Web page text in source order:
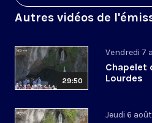
Autres vidéos de
29:50
Vendredi 7
Chapelet
Lourdes
Jeudi 6